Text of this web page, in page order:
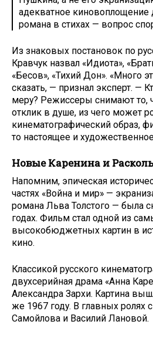
адекватное киновоплощение
романа в стихах — вопрос
Из знаковых постановок по
Кравчук назвал «Идиота»,
«Бесов», «Тихий Дон». «Много
сказать, — признал эксперт. —
меру? Режиссеры снимают то,
отклик в душе, из чего может
кинематографический образ,
то настоящее и
Новые Каренина и
Напомним, эпическая
частях «Война и мир» —
романа Льва Толстого — была
годах. Фильм стал одной из
высокобюджетных картин в
кино.
Классикой русского
двухсерийная драма «Анна
Александра Зархи. Картина
же 1967 году. В главных ролях
Самойлова и Василий Лановой.